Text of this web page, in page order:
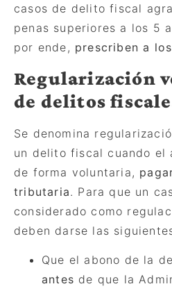
casos de delito fiscal
penas superiores a los 5
por ende, prescriben a
Regularización
de delitos
Se denomina
un delito fiscal cuando el
de forma voluntaria,
tributaria. Para que un
considerado como
deben darse las
Que el abono de la
antes de que la